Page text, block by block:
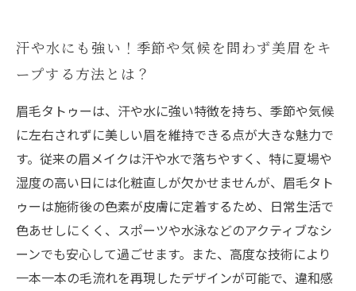
汗や水にも強い！季節や気候を問わず美眉をキ
ープする方法とは？
眉毛タトゥーは、汗や水に強い特徴を持ち、季節や気候
に左右されずに美しい眉を維持できる点が大きな魅力で
す。従来の眉メイクは汗や水で落ちやすく、特に夏場や
湿度の高い日には化粧直しが欠かせませんが、眉毛タト
ゥーは施術後の色素が皮膚に定着するため、日常生活で
色あせしにくく、スポーツや水泳などのアクティブなシ
ーンでも安心して過ごせます。また、高度な技術により
一本一本の毛流れを再現したデザインが可能で、違和感